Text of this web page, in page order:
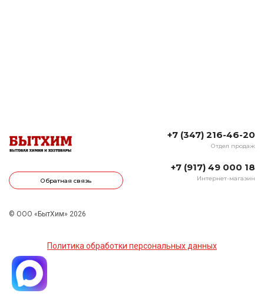
Обратная связь
+7 (347) 216-46-20
Отдел продаж
+7 (917) 49 000 18
Интернет-магазин
© ООО «БытХим» 2026
Политика обработки персональных данных